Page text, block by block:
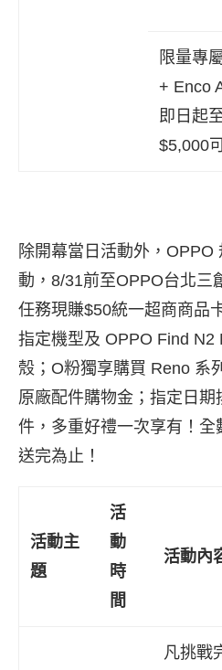
限量專
+ Enco
即日起
$5,000
除開幕當日活動外，OPPO
動，8/31前至OPPO台北三
任務現賺$50統一超商商品
指定機型及 OPPO Find N2
殼；O粉獨享購買 Reno 系
原廠配件購物金；指定日
件，多重好禮一次享有！全
送完為止！
活動主
題
活
動
時
間
活動內
凡挑戰